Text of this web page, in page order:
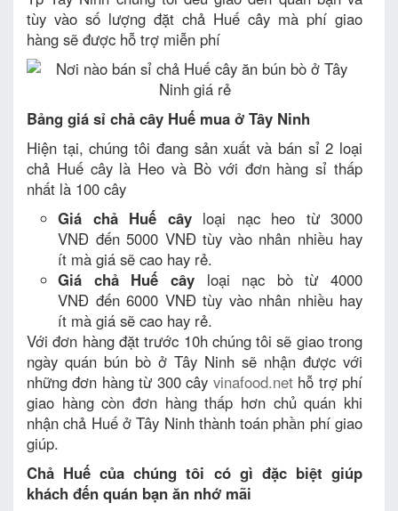
tùy vào số lượng đặt chả Huế cây mà phí giao
hàng sẽ được hỗ trợ miễn phí
Bảng giá sỉ chả cây Huế mua ở Tây Ninh
Hiện tại, chúng tôi đang sản xuất và bán sỉ 2 loại
chả Huế cây là Heo và Bò với đơn hàng sỉ thấp
nhất là 100 cây
Giá chả Huế câyloại nạc heo từ 3000
VNĐ đến 5000 VNĐ tùy vào nhân nhiều hay
ít mà giá sẽ cao hay rẻ.
Giá chả Huế câyloại nạc bò từ 4000
VNĐ đến 6000 VNĐ tùy vào nhân nhiều hay
ít mà giá sẽ cao hay rẻ.
Với đơn hàng đặt trước 10h chúng tôi sẽ giao trong
ngày quán bún bò ở Tây Ninh sẽ nhận được với
những đơn hàng từ 300 cây vinafood.nethỗ trợ phí
giao hàng còn đơn hàng thấp hơn chủ quán khi
nhận chả Huế ở Tây Ninh thành toán phần phí giao
giúp.
Chả Huế của chúng tôi có gì đặc biệt giúp
khách đến quán bạn ăn nhớ mãi